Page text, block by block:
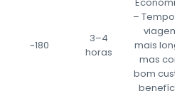
~180
3–4
horas
– Tempo
viagem
mais
mas
bom